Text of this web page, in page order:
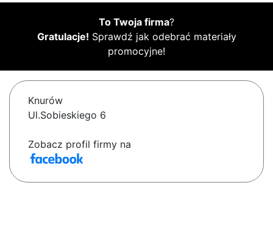
To Twoja firma?
Gratulacje! Sprawdź jak odebrać materiały
promocyjne!
Knurów
Ul.Sobieskiego 6
Zobacz profil firmy na